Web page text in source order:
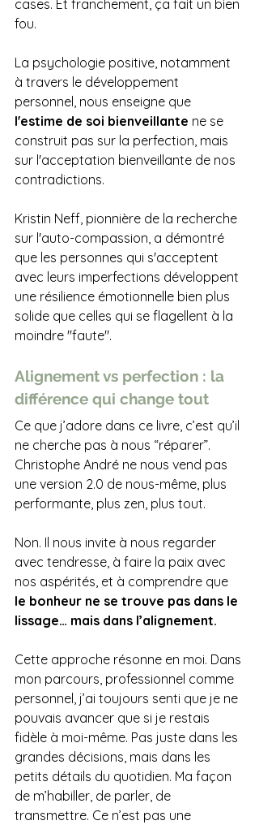
cases. Et franchement, ça fait un bien
fou.
La psychologie positive, notamment
à travers le développement
personnel, nous enseigne que
l'estime de soi bienveillante ne se
construit pas sur la perfection, mais
sur l'acceptation bienveillante de nos
contradictions.
Kristin Neff, pionnière de la recherche
sur l'auto-compassion, a démontré
que les personnes qui s'acceptent
avec leurs imperfections développent
une résilience émotionnelle bien plus
solide que celles qui se flagellent à la
moindre "faute".
Alignement vs perfection : la
différence qui change tout
Ce que j’adore dans ce livre, c’est qu’il
ne cherche pas à nous “réparer”.
Christophe André ne nous vend pas
une version 2.0 de nous-même, plus
performante, plus zen, plus tout.
Non. Il nous invite à nous regarder
avec tendresse, à faire la paix avec
nos aspérités, et à comprendre que
le bonheur ne se trouve pas dans le
lissage… mais dans l’alignement.
Cette approche résonne en moi. Dans
mon parcours, professionnel comme
personnel, j’ai toujours senti que je ne
pouvais avancer que si je restais
fidèle à moi-même. Pas juste dans les
grandes décisions, mais dans les
petits détails du quotidien. Ma façon
de m’habiller, de parler, de
transmettre. Ce n’est pas une